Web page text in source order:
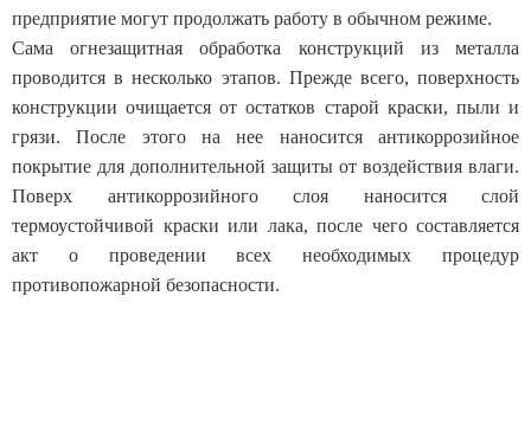
предприятие могут продолжать работу в обычном режиме.
Сама огнезащитная обработка конструкций из металла
проводится в несколько этапов. Прежде всего, поверхность
конструкции очищается от остатков старой краски, пыли и
грязи. После этого на нее наносится антикоррозийное
покрытие для дополнительной защиты от воздействия влаги.
Поверх антикоррозийного слоя наносится слой
термоустойчивой краски или лака, после чего составляется
акт о проведении всех необходимых процедур
противопожарной безопасности.